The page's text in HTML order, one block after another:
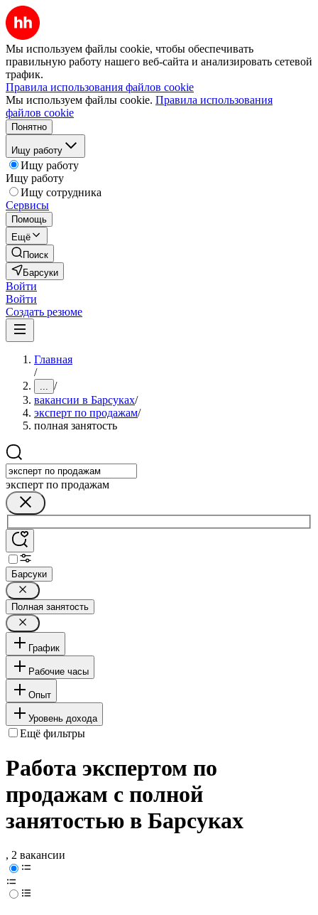
Мы используем файлы cookie, чтобы обеспечивать
правильную работу нашего веб-сайта и анализировать сетевой
трафик.
Правила использования файлов cookie
Мы используем файлы cookie. Правила использования
файлов cookie
Понятно
Ищу работу
Ищу работу
Ищу работу
Ищу сотрудника
Сервисы
Помощь
Ещё
Поиск
Барсуки
Войти
Войти
Создать резюме
Главная
/
... /
вакансии в Барсуках/
эксперт по продажам/
полная занятость
эксперт по продажам
Барсуки
Полная занятость
График
Рабочие часы
Опыт
Уровень дохода
Ещё фильтры
Работа экспертом по
продажам с полной
занятостью в Барсуках
, 2 вакансии